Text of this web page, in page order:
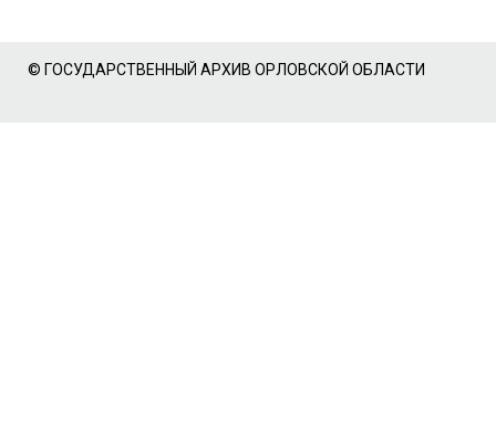
© ГОСУДАРСТВЕННЫЙ АРХИВ ОРЛОВСКОЙ ОБЛАСТИ